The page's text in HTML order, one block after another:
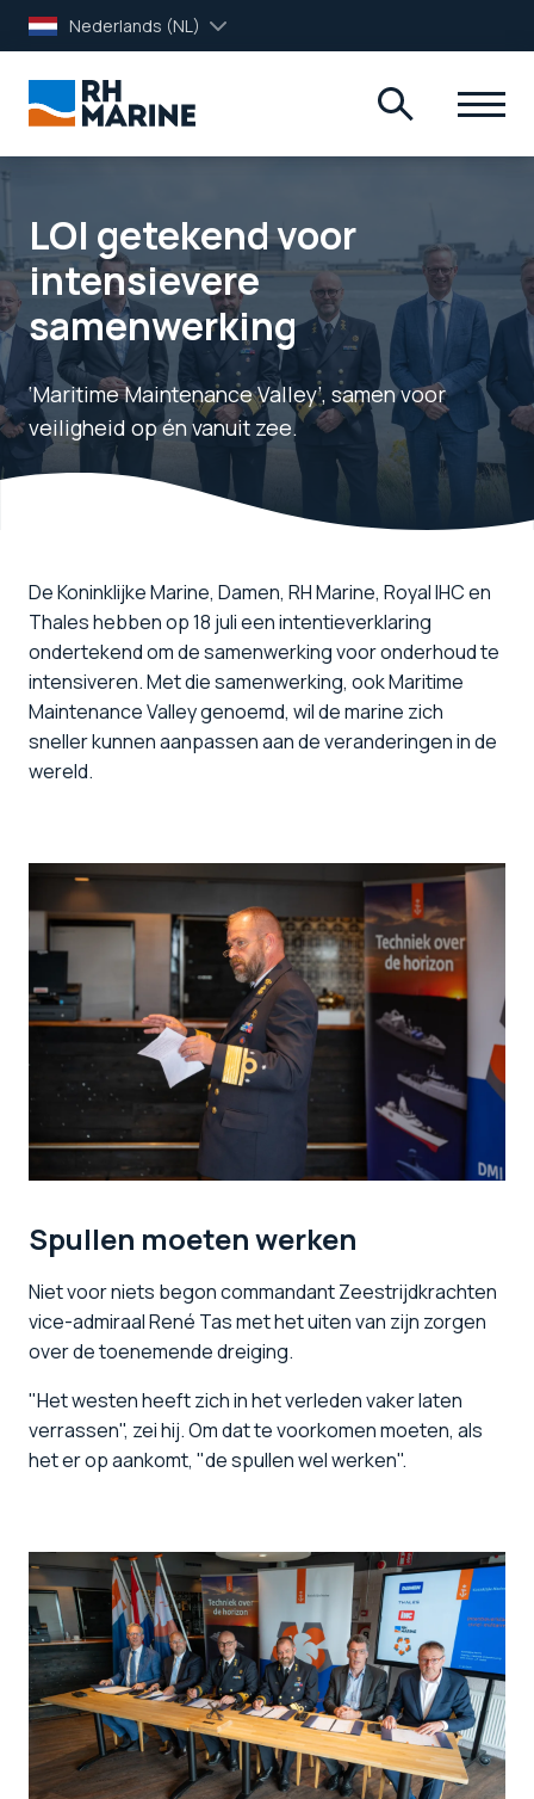
Nederlands (NL)
LOI getekend voor
intensievere
samenwerking
‘Maritime Maintenance Valley’, samen voor
veiligheid op én vanuit zee.
De Koninklijke Marine, Damen, RH Marine, Royal IHC en
Thales hebben op 18 juli een intentieverklaring
ondertekend om de samenwerking voor onderhoud te
intensiveren. Met die samenwerking, ook Maritime
Maintenance Valley genoemd, wil de marine zich
sneller kunnen aanpassen aan de veranderingen in de
wereld.
Spullen moeten werken
Niet voor niets begon commandant Zeestrijdkrachten
vice-admiraal René Tas met het uiten van zijn zorgen
over de toenemende dreiging.
"Het westen heeft zich in het verleden vaker laten
verrassen", zei hij. Om dat te voorkomen moeten, als
het er op aankomt, "de spullen wel werken".